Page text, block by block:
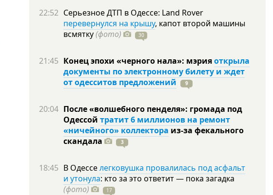
22:52 Серьезное ДТП в Одессе: Land Rover
перевернулся на крышу, капот второй машины
всмятку(фото) 30
21:45 Конец эпохи «черного нала»: мэрияоткрыла
документы по электронному билету и ждет
от одесситов предложений
9
20:04 После «волшебного пенделя»: громада под
Одессой тратит 6 миллионов на ремонт
«ничейного» коллектора из-за фекального
скандала
3
18:45 В Одесселегковушка провалилась под асфальт
и утонула: кто за это ответит — пока загадка
(фото)
17